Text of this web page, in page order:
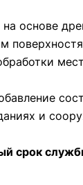
на основе
и
срок